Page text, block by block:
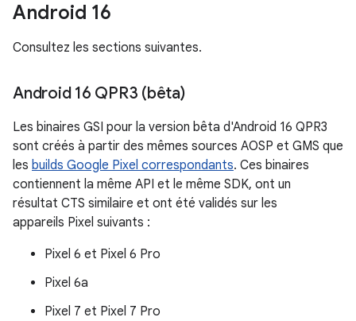
Android 16
Consultez les sections suivantes.
Android 16 QPR3 (bêta)
Les binaires GSI pour la version bêta d'Android 16 QPR3
sont créés à partir des mêmes sources AOSP et GMS que
les builds Google Pixel correspondants. Ces binaires
contiennent la même API et le même SDK, ont un
résultat CTS similaire et ont été validés sur les
appareils Pixel suivants :
Pixel 6 et Pixel 6 Pro
Pixel 6a
Pixel 7 et Pixel 7 Pro